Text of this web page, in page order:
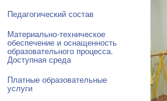
Педагогический состав
Материально-техническое
обеспечение и оснащенность
образовательного процесса.
Доступная среда
Платные образовательные
услуги